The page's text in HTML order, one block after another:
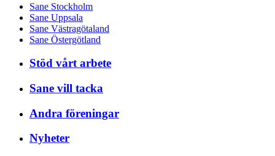
Sane Stockholm
Sane Uppsala
Sane Västragötaland
Sane Östergötland
Stöd vårt arbete
Sane vill tacka
Andra föreningar
Nyheter